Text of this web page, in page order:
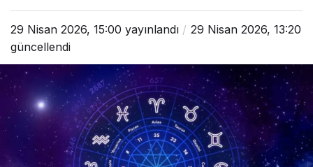
29 Nisan 2026, 15:00 yayınlandı
29 Nisan 2026, 13:20
güncellendi